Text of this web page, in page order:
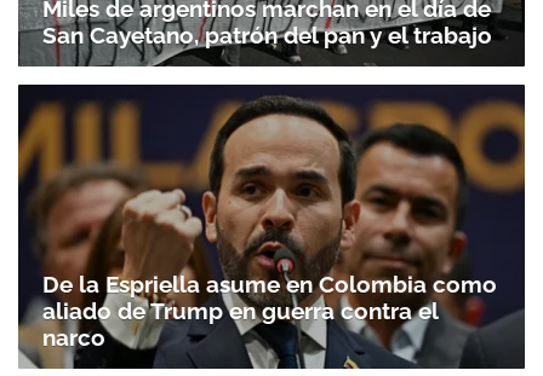
Miles de argentinos marchan en el día de
San Cayetano, patrón del pan y el trabajo
De la Espriella asume en Colombia como
aliado de Trump en guerra contra el
narco